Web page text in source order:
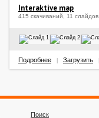
Interaktive map
415 скачиваний, 11 слайдов
Подробнее Загрузить
Поиск